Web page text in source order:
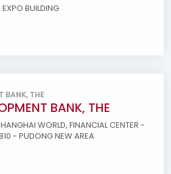
BUILDING
BANK, THE
BANK, THE
WORLD, FINANCIAL CENTER -
- PUDONG NEW AREA